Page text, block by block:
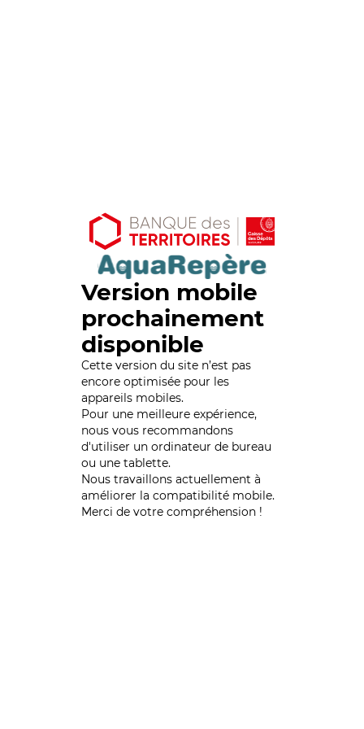
Version mobile
prochainement
disponible
Cette version du site n’est pas
encore optimisée pour les
appareils mobiles.
Pour une meilleure expérience,
nous vous recommandons
d'utiliser un ordinateur de bureau
ou une tablette.
Nous travaillons actuellement à
améliorer la compatibilité mobile.
Merci de votre compréhension !